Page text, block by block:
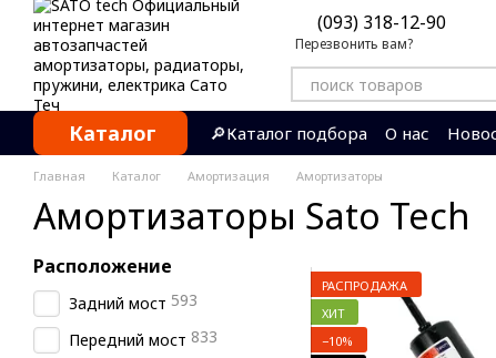
Перейти к основному контенту (093) 318-12-90
Перезвонить вам?
Каталог 🔎Каталог подбора О нас
Контактная информация
Главная Каталог Амортизация Амортизаторы
Амортизаторы Sato Tech
РАСПРОДАЖА
ХИТ
−10%
Расположениe
Задний мост 593
Передний мост 833